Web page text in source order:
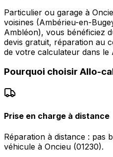
Particulier ou garage à
voisines (Ambérieu-en-
Ambléon), vous bénéficiez
devis gratuit, réparation au
de votre calculateur dans le
Pourquoi choisir Allo-
Prise en charge à distance
Réparation à distance : pas
véhicule à Oncieu (01230).